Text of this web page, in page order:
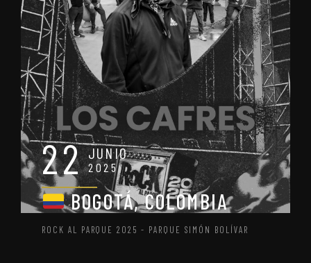
22 JUNIO
2025
BOGOTÁ, COLOMBIA
ROCK AL PARQUE 2025 - PARQUE SIMÓN BOLÍVAR